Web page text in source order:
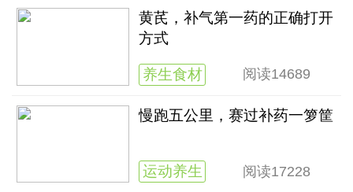
黄芪，补气第一药的正确打开
方式
养生食材 阅读14689
慢跑五公里，赛过补药一箩筐
运动养生 阅读17228